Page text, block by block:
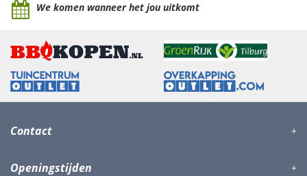
We komen wanneer het jou uitkomt
Contact
Openingstijden